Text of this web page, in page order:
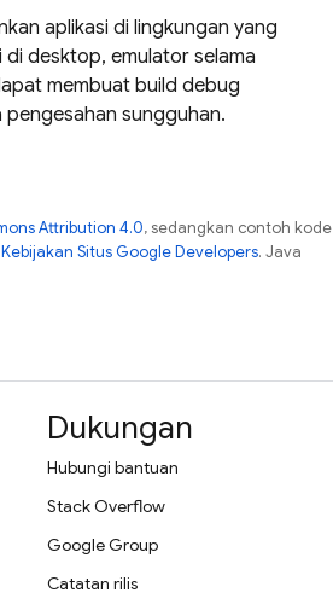
aplikasi di lingkungan yang
desktop, emulator selama
membuat build debug
sungguhan.
Attribution 4.0, sedangkan contoh kode
Kebijakan Situs Google Developers. Java
Dukungan
Hubungi bantuan
Stack Overflow
Google Group
Catatan rilis